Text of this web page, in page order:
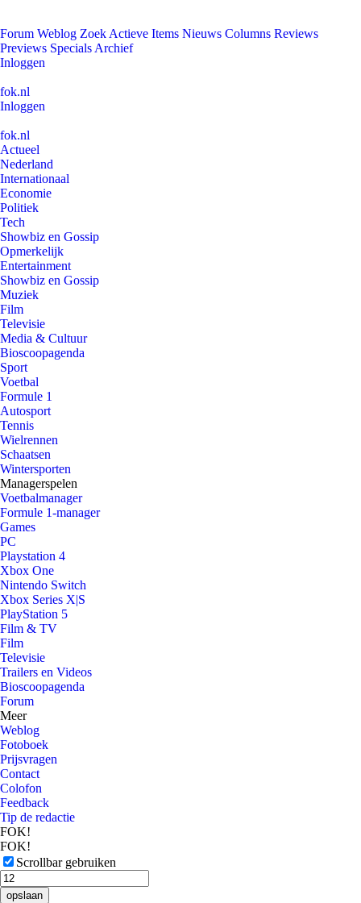
Forum Weblog Zoek Actieve Items Nieuws Columns Reviews
Previews Specials Archief
Inloggen
fok.nl
Inloggen
fok.nl
Actueel
Nederland
Internationaal
Economie
Politiek
Tech
Showbiz en Gossip
Opmerkelijk
Entertainment
Showbiz en Gossip
Muziek
Film
Televisie
Media & Cultuur
Bioscoopagenda
Sport
Voetbal
Formule 1
Autosport
Tennis
Wielrennen
Schaatsen
Wintersporten
Managerspelen
Voetbalmanager
Formule 1-manager
Games
PC
Playstation 4
Xbox One
Nintendo Switch
Xbox Series X|S
PlayStation 5
Film & TV
Film
Televisie
Trailers en Videos
Bioscoopagenda
Forum
Meer
Weblog
Fotoboek
Prijsvragen
Contact
Colofon
Feedback
Tip de redactie
FOK!
FOK!
Scrollbar gebruiken
opslaan